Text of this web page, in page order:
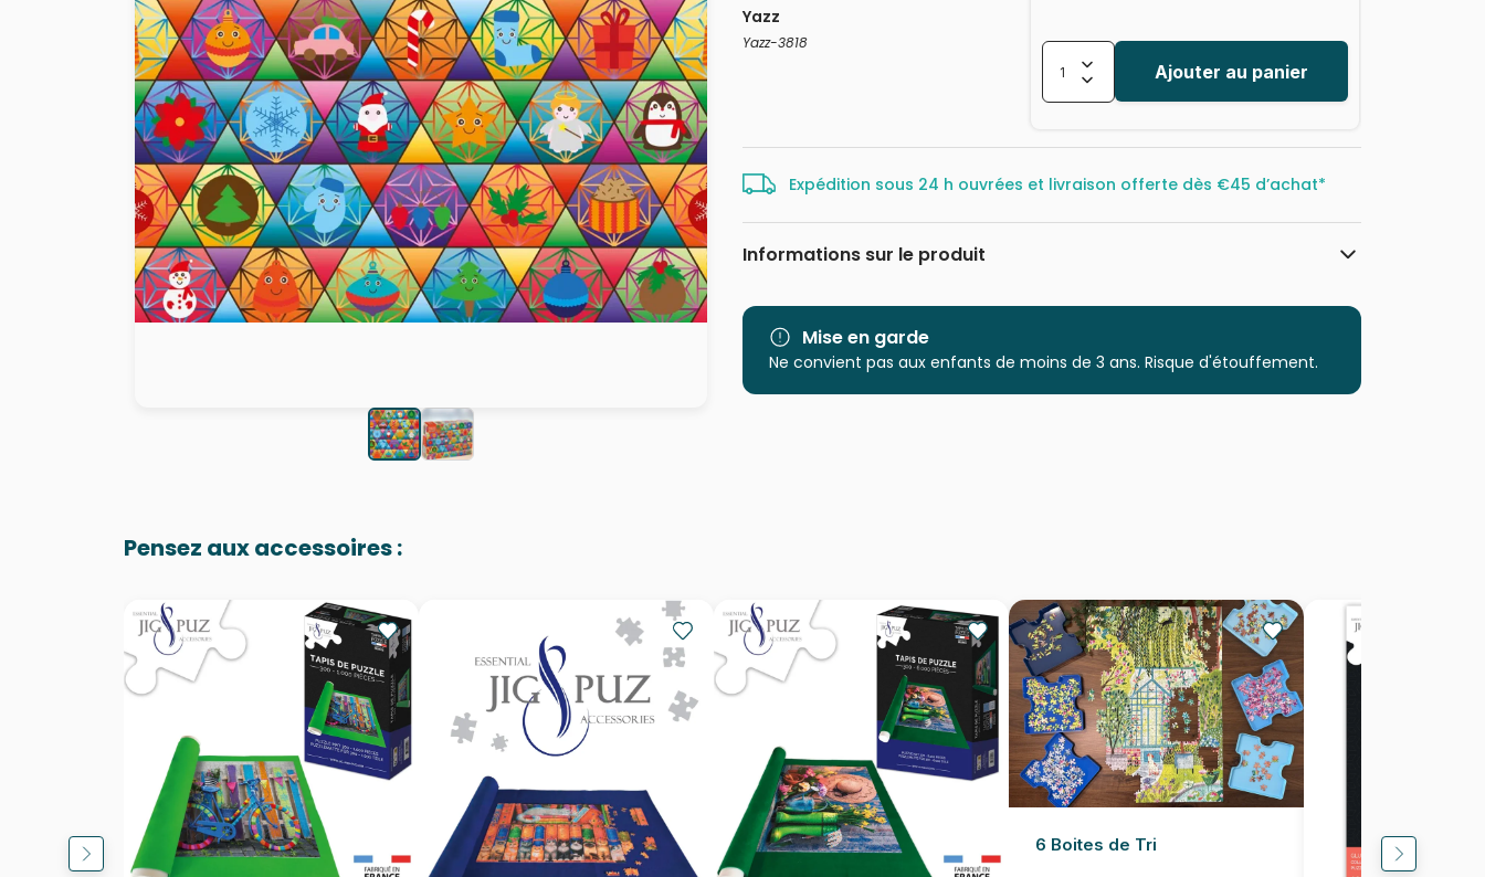
Yazz
Yazz-3818
Ajouter au panier
Expédition sous 24 h ouvrées et livraison offerte dès €45 d’achat*
Informations sur le produit
Catégorie
Age
Puzzle pour Adultes (500 à 48.000
pièces)
Mise en garde
Ne convient pas aux enfants de moins de 3 ans. Risque d'étouffement.
Pensez aux accessoires :
6 Boites de Tri